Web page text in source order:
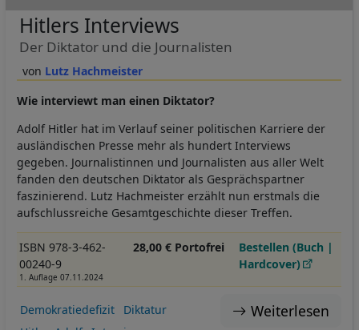
Lutz Hachmeister
Hitlers Interviews
Der Diktator und die Journalisten
Wie interviewt man einen Diktator?
Adolf Hitler hat im Verlauf seiner politischen Karriere der
ausländischen Presse mehr als hundert Interviews
gegeben. Journalistinnen und Journalisten aus aller Welt
fanden den deutschen Diktator als Gesprächspartner
faszinierend. Lutz Hachmeister erzählt nun erstmals die
aufschlussreiche Gesamtgeschichte dieser Treffen.
ISBN 978-3-462-
00240-9
1. Auflage 07.11.2024
28,00 € Portofrei
Bestellen (Buch |
Hardcover)
Weiterlesen
Demokratiedefizit
Diktatur